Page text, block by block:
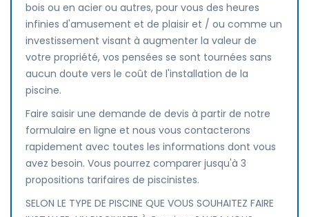
bois ou en acier ou autres, pour vous des heures
infinies d'amusement et de plaisir et / ou comme un
investissement visant à augmenter la valeur de
votre propriété, vos pensées se sont tournées sans
aucun doute vers le coût de l'installation de la
piscine.
Faire saisir une demande de devis à partir de notre
formulaire en ligne et nous vous contacterons
rapidement avec toutes les informations dont vous
avez besoin. Vous pourrez comparer jusqu'à 3
propositions tarifaires de piscinistes.
SELON LE TYPE DE PISCINE QUE VOUS SOUHAITEZ FAIRE